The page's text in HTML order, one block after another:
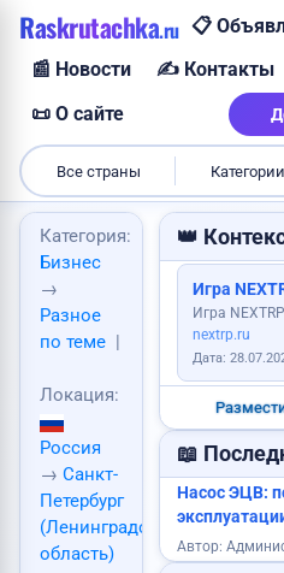
Куплю авто
Сдам квартиру
Продам картошку
Куплю корову
Услуги
Услуги юриста
Raskrutachka.ru 📋
📰 Новости
✍️ Контакты
📜 О сайте
Все страны Категории
Категория:
Бизнес
→
Разное
по теме |
Локация:
Россия
→ Санкт-
Петербург
(Ленинградская
область)
👑
Игра
Игра
nextrp.ru
Дата:
📖
Насос ЭЦВ:
Автор: